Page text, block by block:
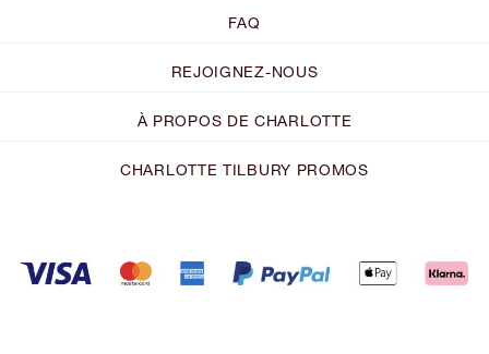
FAQ
REJOIGNEZ-NOUS
À PROPOS DE CHARLOTTE
CHARLOTTE TILBURY PROMOS